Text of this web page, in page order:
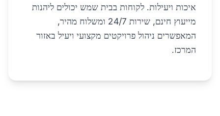
איכות ויעילות. לקוחות בבית שמש יכולים ליהנות
מייעוץ חינם, שירות 24/7 ומשלוח מהיר,
המאפשרים ניהול פרויקטים מקצועי ויעיל באזור
המרכז.